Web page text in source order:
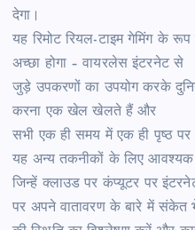
देगा।
यह रिमोट रियल-टाइम गेमिंग के
अच्छा होगा – वायरलेस इंटरनेट से
जुड़े उपकरणों का उपयोग करके
करना एक खेल खेलते हैं और
सभी एक ही समय में एक ही पृष्ठ पर
यह अन्य तकनीकों के लिए आवश्यक
जिन्हें क्लाउड पर कंप्यूटर पर
पर अपने वातावरण के बारे में संकेत